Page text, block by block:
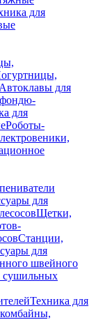
для
Автоклавы для
для
Роботы-
для
Щетки,
Станции,
для
швейного
сушильных
Техника для